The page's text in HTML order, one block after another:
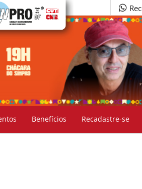
Benefícios Recadastre-se